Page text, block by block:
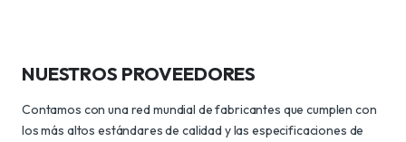
NUESTROS PROVEEDORES
Contamos con una red mundial de fabricantes que cumplen con
los más altos estándares de calidad y las especificaciones de